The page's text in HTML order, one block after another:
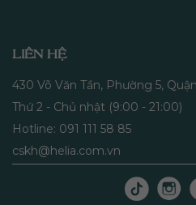
LIÊN HỆ
430 Võ Văn Tần, Phường 5,
Thứ 2 - Chủ nhật (9:00 - 21:00)
Hotline: 091 111 58 85
cskh@helia.com.vn